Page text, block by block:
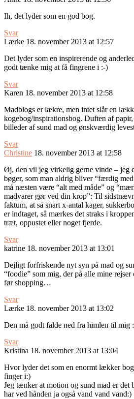
Ih, det lyder som en god bog.
Svar
Lærke 18. november 2013 at 12:57
Det lyder som en inspirerende og
godt tænke mig at få fingrene i :-)
Svar
Karen 18. november 2013 at 12:58
Madblogs er lækre, men intet slår en
kogebog/inspirationsbog. Duften af
billeder af sund mad og ønskværdig
Svar
Christine 18. november 2013 at 12:58
Øj, den vil jeg virkelig gerne vinde – jeg
bøger, som man aldrig bliver “færdig
må næsten være “alt med måde” og
madvarer gør ved din krop”: Til
faktum, at så snart x-antal kager,
er indtaget, så mærkes det straks i
træt, oppustet eller noget fjerde.
Svar
katrine 18. november 2013 at 13:01
Dejligt forfriskende nyt syn på mad og
“foodie” som mig, der på alle mine rejser
før shopping…
Svar
Lærke 18. november 2013 at 13:02
Den må godt falde ned fra himlen til mig
Svar
Kristina 18. november 2013 at 13:04
Hvor lyder det som en enormt lækker
finger i:)
Jeg tænker at motion og sund mad er det
har ved hånden ja også vand vand vand:)